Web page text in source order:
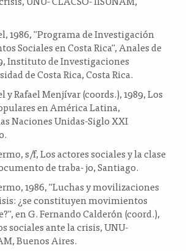
1986, "Programa de Investigación
Sociales en Costa Rica", Anales de
Instituto de Investigaciones
de Costa Rica, Costa Rica.
y Rafael Menjívar (coords.), 1989, Los
en América Latina,
Naciones Unidas-Siglo XXI
s/f, Los actores sociales y la clase
de traba- jo, Santiago.
1986, "Luchas y movilizaciones
¿se constituyen movimientos
en G. Fernando Calderón (coord.),
sociales ante la crisis, UNU-
Buenos Aires.